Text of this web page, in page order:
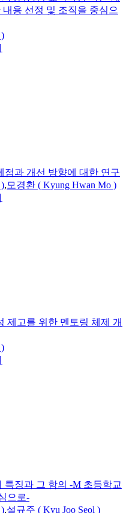
용 선정 및 조직을 중심으
)
점과 개선 방향에 대한 연구
),모경환 ( Kyung Hwan Mo )
제고를 위한 멘토링 체제 개
)
특징과 그 함의 -M 초등학교
으로-
),설규주 ( Kyu Joo Seol )